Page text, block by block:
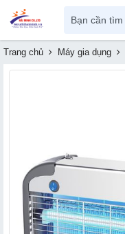
Trang chủ Máy gia dụng